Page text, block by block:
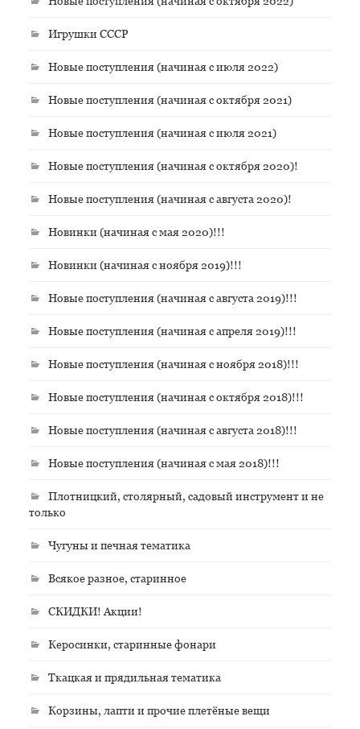
Игрушки СССР
Новые поступления (начиная с июля 2022)
Новые поступления (начиная с октября 2021)
Новые поступления (начиная с июля 2021)
Новые поступления (начиная с октября 2020)!
Новые поступления (начиная с августа 2020)!
Новинки (начиная с мая 2020)!!!
Новинки (начиная с ноября 2019)!!!
Новые поступления (начиная с августа 2019)!!!
Новые поступления (начиная с апреля 2019)!!!
Новые поступления (начиная с ноября 2018)!!!
Новые поступления (начиная с октября 2018)!!!
Новые поступления (начиная с августа 2018)!!!
Новые поступления (начиная с мая 2018)!!!
Плотницкий, столярный, садовый инструмент и не
только
Чугуны и печная тематика
Всякое разное, старинное
СКИДКИ! Акции!
Керосинки, старинные фонари
Ткацкая и прядильная тематика
Корзины, лапти и прочие плетёные вещи